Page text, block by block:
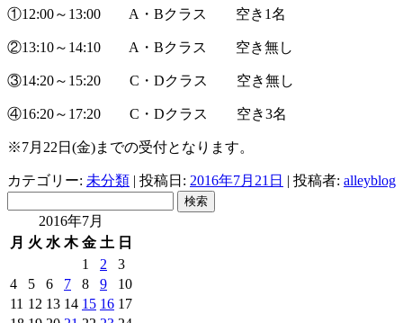
①12:00～13:00 A・Bクラス 空き1名
②13:10～14:10 A・Bクラス 空き無し
③14:20～15:20 C・Dクラス 空き無し
④16:20～17:20 C・Dクラス 空き3名
※7月22日(金)までの受付となります。
カテゴリー: 未分類 | 投稿日: 2016年7月21日 | 投稿者: alleyblog
2016年7月
月 火 水 木 金 土 日
1
2
3
4
5 6 7 8 9
10
11 12 13 14 15 16 17